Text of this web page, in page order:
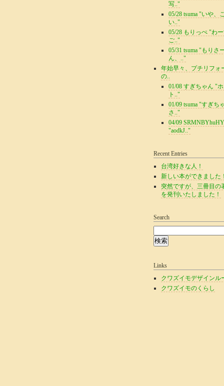
写.."
05/28 tsuma "いや、
い.."
05/28 もりっぺ "わ
ご.."
05/31 tsuma "もりさ
ん、.."
年始早々、プチリフォ
の..
01/08 すぎちゃん "
ト.."
01/09 tsuma "すぎち
さ.."
04/09
"aodkJ.."
Recent Entries
台湾好きな人！
新しい本ができました！
突然ですが、三冊目の
を発刊いたしました！
Search
Links
クワズイモデザインル
クワズイモのくらし